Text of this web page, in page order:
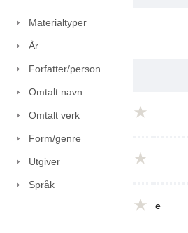
Materialtyper
År
Forfatter/person
Omtalt navn
Omtalt verk
Form/genre
Utgiver
Språk
e